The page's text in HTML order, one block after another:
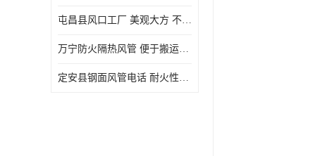
屯昌县风口工厂 美观大方 不仅具有实用功能
万宁防火隔热风管 便于搬运和安装 良好的导热性能
定安县钢面风管电话 耐火性能好 能够抵抗高温和火灾